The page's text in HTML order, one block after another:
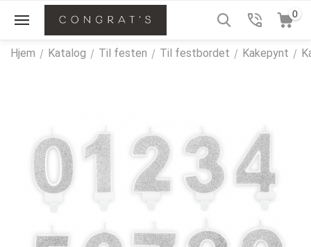
0
Hjem / Katalog / Til festen / Til festbordet / Kakepynt /